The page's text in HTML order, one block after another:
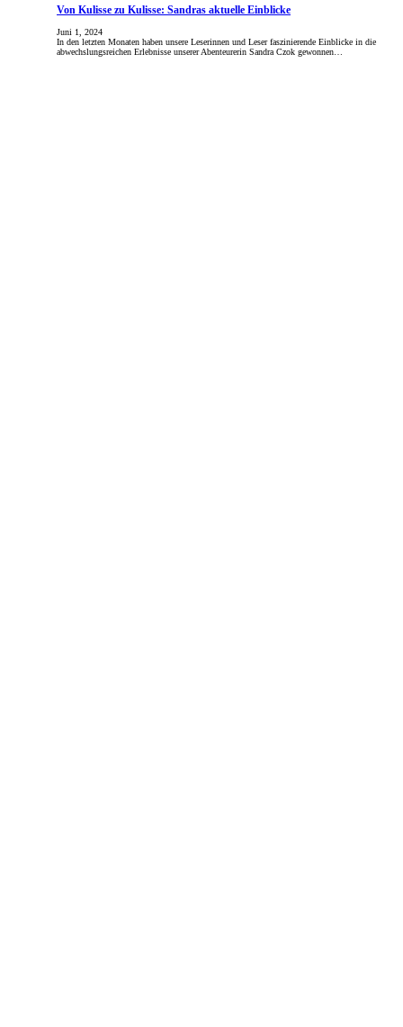
Von Kulisse zu Kulisse: Sandras aktuelle Einblicke
Juni 1, 2024
In den letzten Monaten haben unsere Leserinnen und Leser faszinierende Einblicke in die
abwechslungsreichen Erlebnisse unserer Abenteurerin Sandra Czok gewonnen…